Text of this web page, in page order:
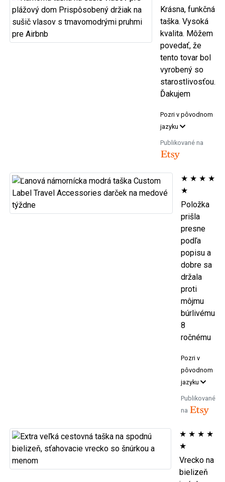
Krásna, funkčná
taška. Vysoká
kvalita. Môžem
povedať, že
tento tovar bol
vyrobený so
starostlivosťou.
Ďakujem
Pozri v pôvodnom
jazyku
Publikované na
★ ★ ★ ★
★
Položka
prišla
presne
podľa
popisu a
dobre sa
držala
proti
môjmu
búrlivému
8
ročnému
Pozri v
pôvodnom
jazyku
Publikované
na
★ ★ ★ ★
★
Vrecko na
bielizeň